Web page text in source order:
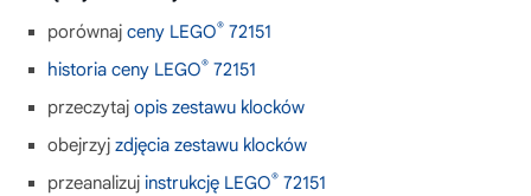
porównaj ceny LEGO® 72151
historia ceny LEGO® 72151
przeczytaj opis zestawu klocków
obejrzyj zdjęcia zestawu klocków
przeanalizuj instrukcję LEGO® 72151